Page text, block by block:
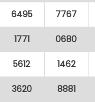
6495 7767
1771 0680
5612 1462
3620 8881